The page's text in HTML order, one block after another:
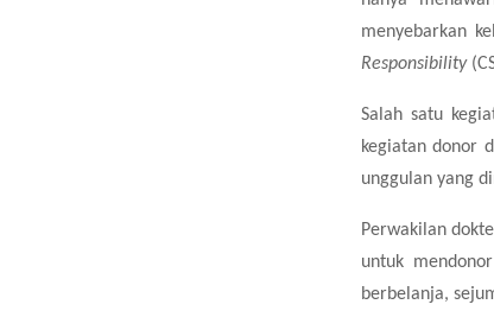
menyebarkan
Responsibility
Salah satu
kegiatan donor
unggulan yang
Perwakilan
untuk
berbelanja,